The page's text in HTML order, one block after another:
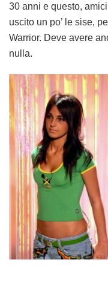
30 anni e questo,
uscito un po’ le sise,
Warrior. Deve avere
nulla.